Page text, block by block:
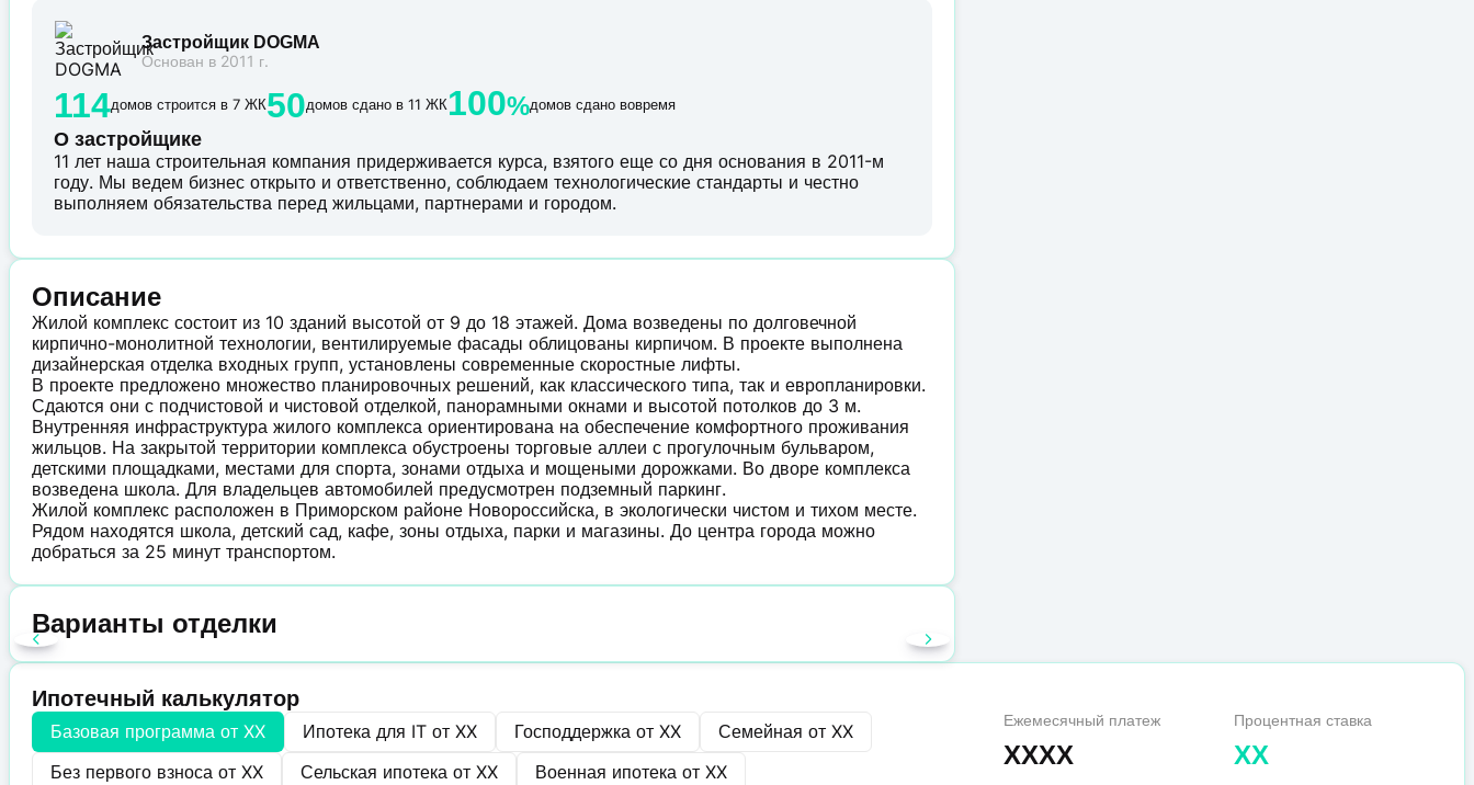
Застройщик DOGMA
Основан в 2011 г.
114домов строится в 7 ЖК50домов сдано в 11 ЖК100%домов сдано вовремя
О застройщике
11 лет наша строительная компания придерживается курса, взятого еще со дня основания в 2011-м
году. Мы ведем бизнес открыто и ответственно, соблюдаем технологические стандарты и честно
выполняем обязательства перед жильцами, партнерами и городом.
Описание
Жилой комплекс состоит из 10 зданий высотой от 9 до 18 этажей. Дома возведены по долговечной
кирпично-монолитной технологии, вентилируемые фасады облицованы кирпичом. В проекте выполнена
дизайнерская отделка входных групп, установлены современные скоростные лифты.
В проекте предложено множество планировочных решений, как классического типа, так и европланировки.
Сдаются они с подчистовой и чистовой отделкой, панорамными окнами и высотой потолков до 3 м.
Внутренняя инфраструктура жилого комплекса ориентирована на обеспечение комфортного проживания
жильцов. На закрытой территории комплекса обустроены торговые аллеи с прогулочным бульваром,
детскими площадками, местами для спорта, зонами отдыха и мощеными дорожками. Во дворе комплекса
возведена школа. Для владельцев автомобилей предусмотрен подземный паркинг.
Жилой комплекс расположен в Приморском районе Новороссийска, в экологически чистом и тихом месте.
Рядом находятся школа, детский сад, кафе, зоны отдыха, парки и магазины. До центра города можно
добраться за 25 минут транспортом.
Варианты отделки
Ипотечный калькулятор
Базовая программа от XX Ипотека для IT от XX Господдержка от XX Семейная от XX
Без первого взноса от XX Сельская ипотека от XX Военная ипотека от XX
Ежемесячный платеж
XXXX
Процентная ставка
XX